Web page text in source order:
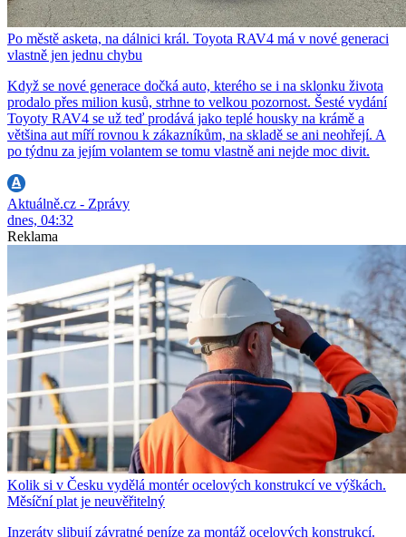
Po městě asketa, na dálnici král. Toyota RAV4 má v nové generaci
vlastně jen jednu chybu
Když se nové generace dočká auto, kterého se i na sklonku života
prodalo přes milion kusů, strhne to velkou pozornost. Šesté vydání
Toyoty RAV4 se už teď prodává jako teplé housky na krámě a
většina aut míří rovnou k zákazníkům, na skladě se ani neohřejí. A
po týdnu za jejím volantem se tomu vlastně ani nejde moc divit.
Aktuálně.cz - Zprávy
dnes, 04:32
Reklama
Kolik si v Česku vydělá montér ocelových konstrukcí ve výškách.
Měsíční plat je neuvěřitelný
Inzeráty slibují závratné peníze za montáž ocelových konstrukcí.